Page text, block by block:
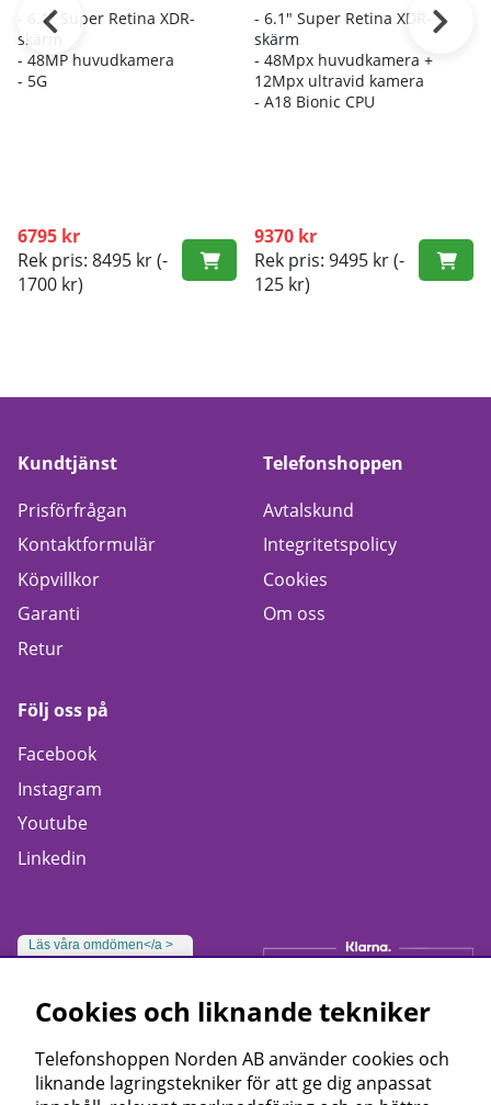
- 6.1″ Super Retina XDR-
skärm
- 48MP huvudkamera
- 5G
6795 kr
Rek pris: 8495 kr(-
1700 kr)
- 6.1″ Super Retina XDR-
skärm
- 48Mpx huvudkamera +
12Mpx ultravid kamera
- A18 Bionic CPU
9370 kr
Rek pris: 9495 kr(-
125 kr)
Kundtjänst
Prisförfrågan
Kontaktformulär
Köpvillkor
Garanti
Retur
Telefonshoppen
Avtalskund
Integritetspolicy
Cookies
Om oss
Följ oss på
Facebook
Instagram
Youtube
Linkedin
Läs våra omdömen</a >
Cookies och liknande tekniker
Telefonshoppen Norden AB använder cookies och
liknande lagringstekniker för att ge dig anpassat